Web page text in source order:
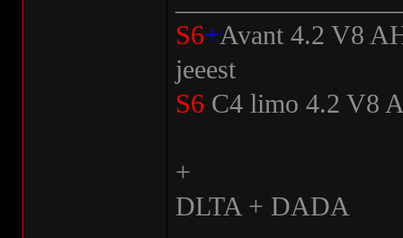
S6+Avant 4.2 V8
jeeest
S6 C4 limo 4.2 V8
+
DLTA + DADA